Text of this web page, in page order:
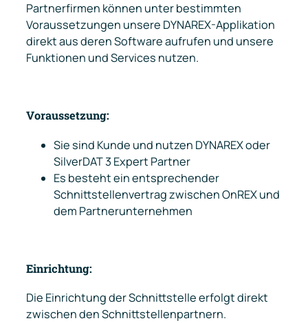
Partnerfirmen können unter bestimmten
Voraussetzungen unsere DYNAREX-Applikation
direkt aus deren Software aufrufen und unsere
Funktionen und Services nutzen.
Voraussetzung:
Sie sind Kunde und nutzen DYNAREX oder
SilverDAT 3 Expert Partner
Es besteht ein entsprechender
Schnittstellenvertrag zwischen OnREX und
dem Partnerunternehmen
Einrichtung:
Die Einrichtung der Schnittstelle erfolgt direkt
zwischen den Schnittstellenpartnern.